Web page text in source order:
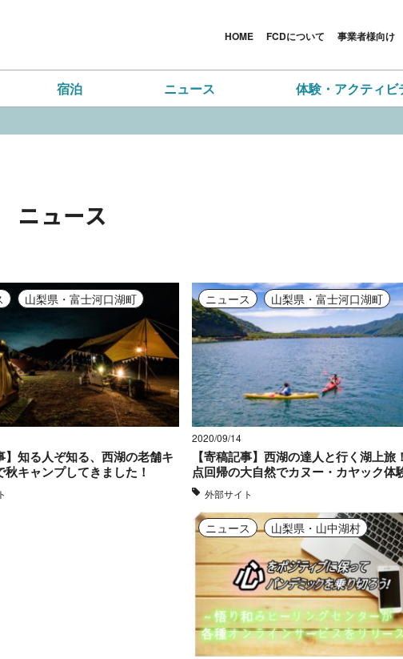
HOME FCDについて 事業者様向け
宿泊 ニュース 体験・アクティビ
ニュース
山梨県・富士河口湖町
】知る人ぞ知る、西湖の老舗キ
秋キャンプしてきました！
ニュース 山梨県・富士河口湖町
2020/09/14
【寄稿記事】西湖の達人と行く湖上旅
点回帰の大自然でカヌー・カヤック体
外部サイト
ニュース 山梨県・山中湖村
詳細
詳細
詳細
詳細
詳細